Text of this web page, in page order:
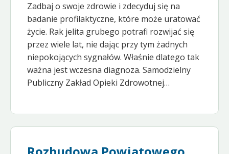
Zadbaj o swoje zdrowie i zdecyduj się na
badanie profilaktyczne, które może uratować
życie. Rak jelita grubego potrafi rozwijać się
przez wiele lat, nie dając przy tym żadnych
niepokojących sygnałów. Właśnie dlatego tak
ważna jest wczesna diagnoza. Samodzielny
Publiczny Zakład Opieki Zdrowotnej…